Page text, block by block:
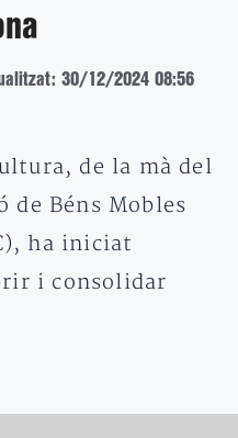
30/12/2024 08:56
de la mà del
de Béns Mobles
ha iniciat
i consolidar